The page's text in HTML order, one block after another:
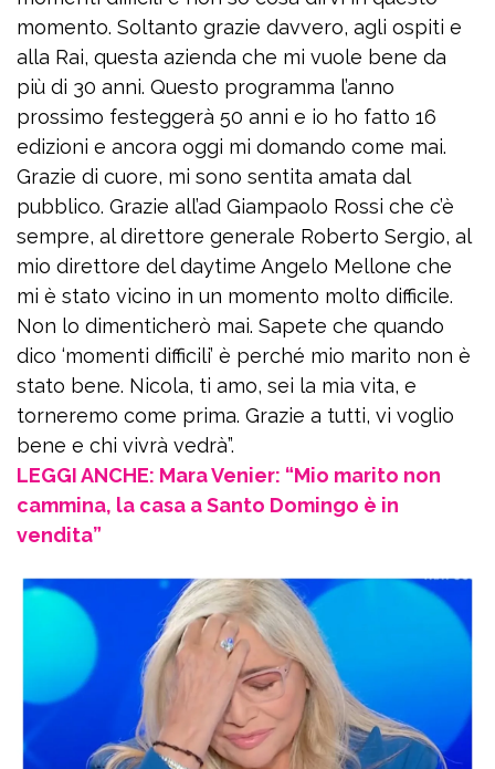
momento. Soltanto grazie davvero, agli ospiti e
alla Rai, questa azienda che mi vuole bene da
più di 30 anni. Questo programma l’anno
prossimo festeggerà 50 anni e io ho fatto 16
edizioni e ancora oggi mi domando come mai.
Grazie di cuore, mi sono sentita amata dal
pubblico. Grazie all’ad Giampaolo Rossi che c’è
sempre, al direttore generale Roberto Sergio, al
mio direttore del daytime Angelo Mellone che
mi è stato vicino in un momento molto difficile.
Non lo dimenticherò mai. Sapete che quando
dico ‘momenti difficili’ è perché mio marito non è
stato bene. Nicola, ti amo, sei la mia vita, e
torneremo come prima. Grazie a tutti, vi voglio
bene e chi vivrà vedrà”.
LEGGI ANCHE: Mara Venier: “Mio marito non
cammina, la casa a Santo Domingo è in
vendita”